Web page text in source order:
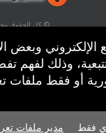
التذاكر وصناديق
© كل الحقوق
شروط
وبعض
وذلك
أو فقط ملفات
فقط مدير ملفات